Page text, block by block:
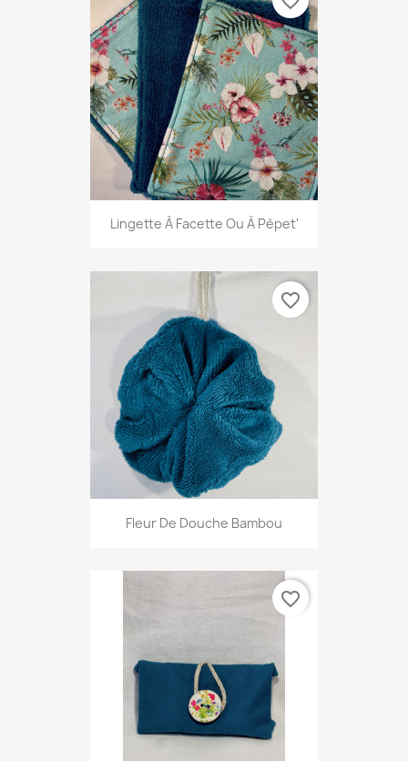
Lingette À Facette Ou À Pèpet'
Fleur De Douche Bambou
favorite_border
favorite_border